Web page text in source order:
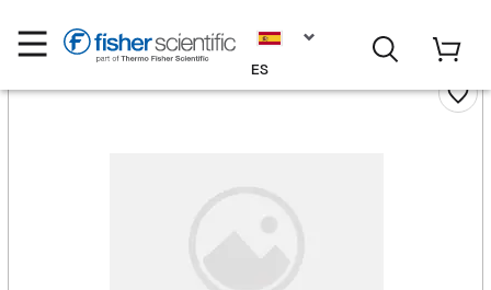
ES